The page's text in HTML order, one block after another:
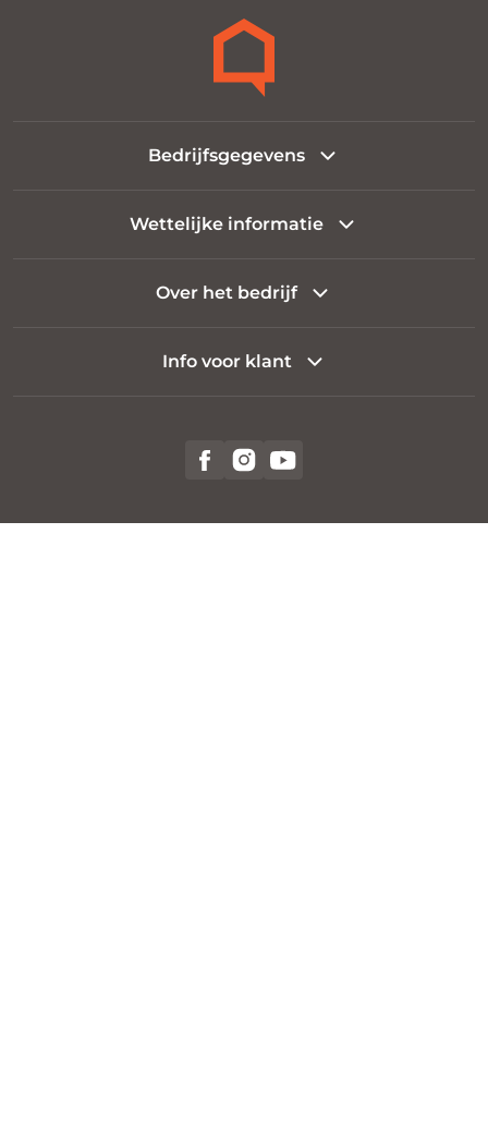
Bedrijfsgegevens
Wettelijke informatie
Over het bedrijf
Info voor klant